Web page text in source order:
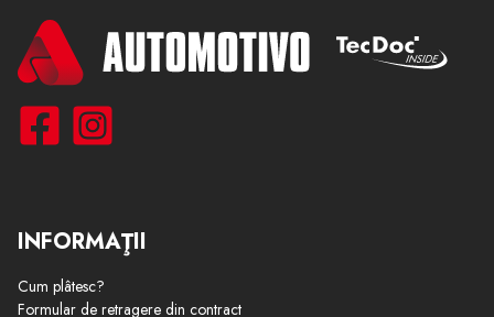
INFORMAŢII
Cum plâtesc?
Formular de retragere din contract